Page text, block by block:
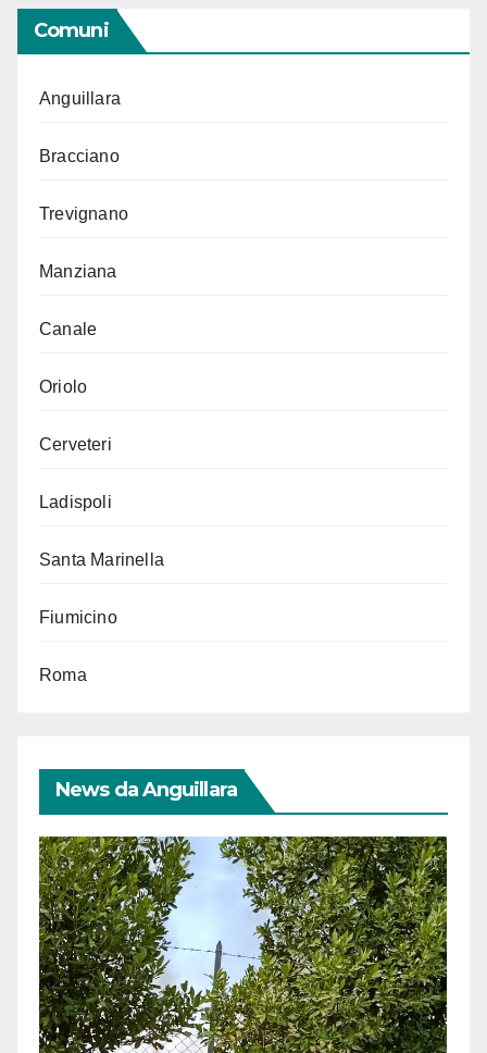
Comuni
Anguillara
Bracciano
Trevignano
Manziana
Canale
Oriolo
Cerveteri
Ladispoli
Santa Marinella
Fiumicino
Roma
News da Anguillara